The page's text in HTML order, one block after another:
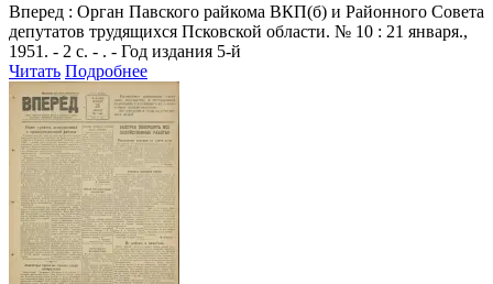
Вперед : Орган Павского райкома ВКП(б) и Районного Совета
депутатов трудящихся Псковской области. № 10 : 21 января.,
1951. - 2 с. - . - Год издания 5-й
Читать Подробнее